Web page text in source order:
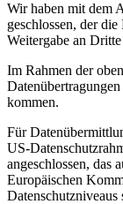
Wir haben mit dem
geschlossen, der
Weitergabe an
Im Rahmen der
kommen.
Für
US-
angeschlossen, das
Europäischen
Datenschutzniveaus